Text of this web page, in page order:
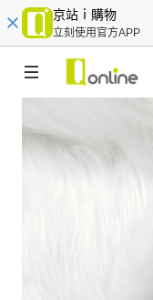
京站ｉ購物
立刻使用官方APP